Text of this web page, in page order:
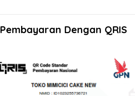
Pembayaran Dengan QRIS